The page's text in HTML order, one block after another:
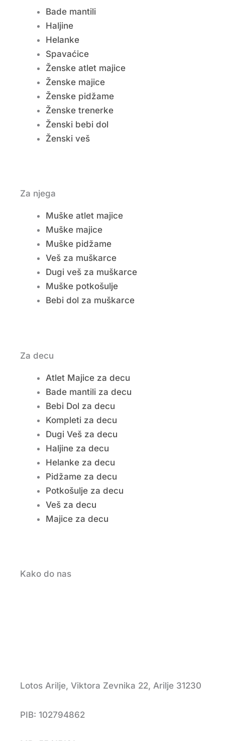
Bade mantili
Haljine
Helanke
Spavaćice
Ženske atlet majice
Ženske majice
Ženske pidžame
Ženske trenerke
Ženski bebi dol
Ženski veš
Za njega
Muške atlet majice
Muške majice
Muške pidžame
Veš za muškarce
Dugi veš za muškarce
Muške potkošulje
Bebi dol za muškarce
Za decu
Atlet Majice za decu
Bade mantili za decu
Bebi Dol za decu
Kompleti za decu
Dugi Veš za decu
Haljine za decu
Helanke za decu
Pidžame za decu
Potkošulje za decu
Veš za decu
Majice za decu
Kako do nas
Lotos Arilje, Viktora Zevnika 22, Arilje 31230
PIB: 102794862